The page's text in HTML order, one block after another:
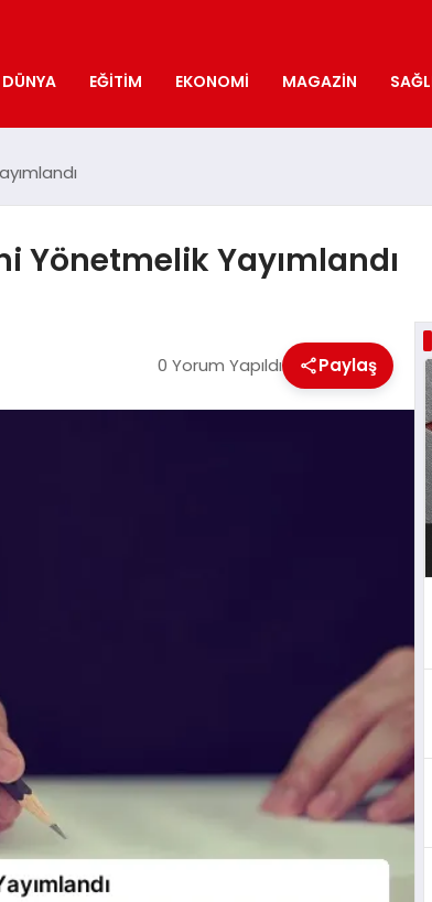
DÜNYA EĞITIM EKONOMI MAGAZIN
Yönetmelik Yayımlandı
0 Yorum Yapıldı Paylaş